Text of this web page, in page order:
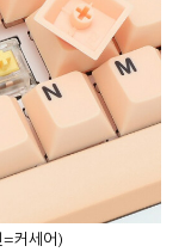
=커세어)